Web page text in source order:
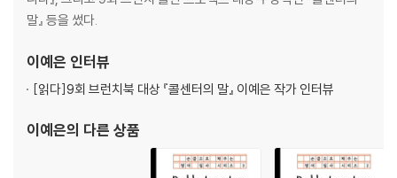
Part 2 아트 테라피 : 소도시에 꽃핀 예술
다카마쓰 이사무 노구치 정원 미술관 / 080
문단 대부의 따뜻한 인간애
다카마쓰 기쿠치 간 기념관 / 088
말』 등을 썼다.
이예은 인터뷰
[읽다]9회 브런치북 대상 『콜센터의 말』 이예은 작가 인터뷰
이예은의 다른 상품